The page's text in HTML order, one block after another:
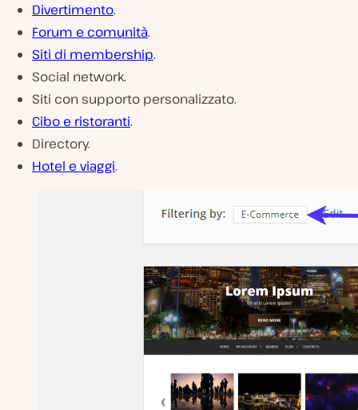
Divertimento.
Forum e comunità.
Siti di membership.
Social network.
Siti con supporto personalizzato.
Cibo e ristoranti.
Directory.
Hotel e viaggi.